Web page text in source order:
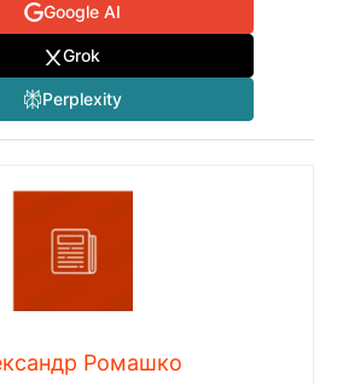
Google AI
Grok
Perplexity
Ромашко